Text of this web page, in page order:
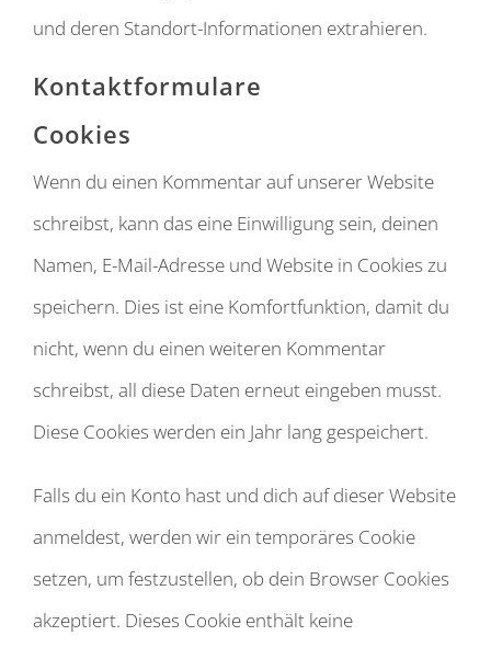
und deren Standort-Informationen extrahieren.
Kontaktformulare
Cookies
Wenn du einen Kommentar auf unserer Website
schreibst, kann das eine Einwilligung sein, deinen
Namen, E-Mail-Adresse und Website in Cookies zu
speichern. Dies ist eine Komfortfunktion, damit du
nicht, wenn du einen weiteren Kommentar
schreibst, all diese Daten erneut eingeben musst.
Diese Cookies werden ein Jahr lang gespeichert.
Falls du ein Konto hast und dich auf dieser Website
anmeldest, werden wir ein temporäres Cookie
setzen, um festzustellen, ob dein Browser Cookies
akzeptiert. Dieses Cookie enthält keine